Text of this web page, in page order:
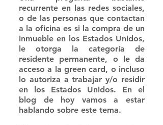
recurrente en las redes sociales,
o de las personas que contactan
a la oficina es si la compra de un
inmueble en los Estados Unidos,
le otorga la categoría de
residente permanente, o le da
acceso a la green card, o incluso
lo autoriza a trabajar y/o residir
en los Estados Unidos. En el
blog de hoy vamos a estar
hablando sobre este tema.